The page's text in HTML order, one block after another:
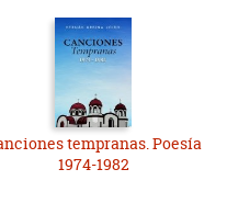
tempranas. Poesía
1974-1982